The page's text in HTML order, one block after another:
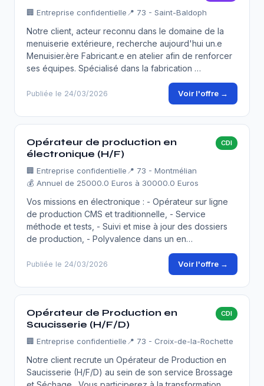
🏢 Entreprise confidentielle 📍 73 - Saint-Baldoph
Notre client, acteur reconnu dans le domaine de la
menuiserie extérieure, recherche aujourd'hui un.e
Menuisier.ère Fabricant.e en atelier afin de renforcer
ses équipes. Spécialisé dans la fabrication …
Publiée le 24/03/2026 Voir l'offre →
Opérateur de production en
électronique (H/F)
CDI
🏢 Entreprise confidentielle 📍 73 - Montmélian
💰 Annuel de 25000.0 Euros à 30000.0 Euros
Vos missions en électronique : - Opérateur sur ligne
de production CMS et traditionnelle, - Service
méthode et tests, - Suivi et mise à jour des dossiers
de production, - Polyvalence dans un en…
Publiée le 24/03/2026 Voir l'offre →
Opérateur de Production en
Saucisserie (H/F/D)
CDI
🏢 Entreprise confidentielle 📍 73 - Croix-de-la-Rochette
Notre client recrute un Opérateur de Production en
Saucisserie (H/F/D) au sein de son service Brossage